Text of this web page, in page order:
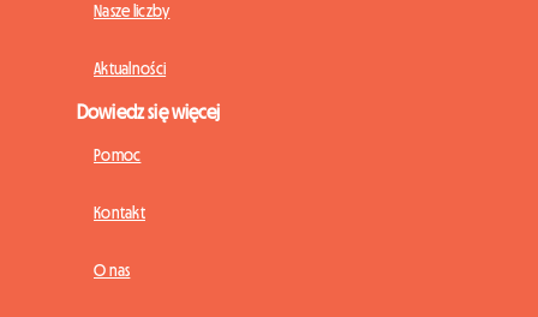
Nasze liczby
Aktualności
Dowiedz się więcej
Pomoc
Kontakt
O nas